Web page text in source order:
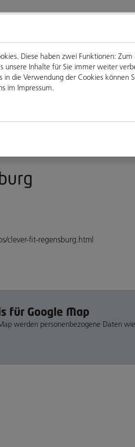
clever-fit-regensburg.html
für Google Map
werden personenbezogene Daten
Diese haben zwei Funktionen:
unsere Inhalte für Sie immer weiter
in die Verwendung der Cookies
im Impressum.